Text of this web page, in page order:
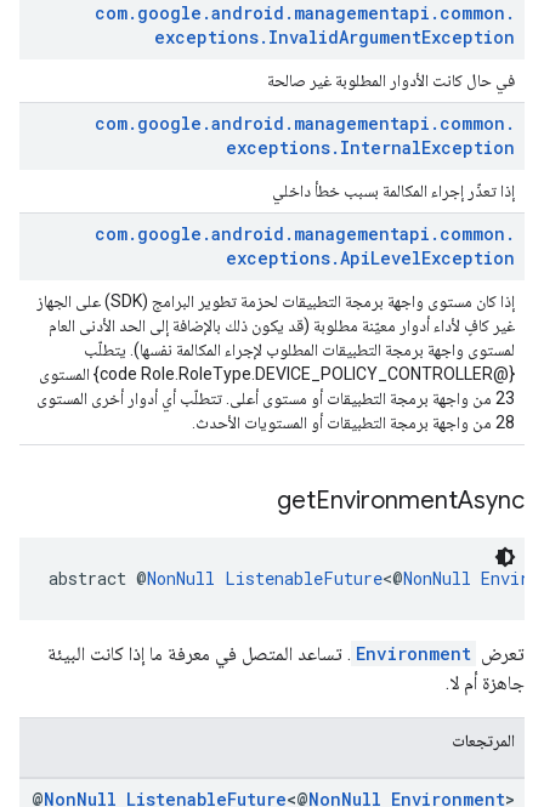
com. google .android . managementapi . common .
exceptions. InvalidArgumentException
في حال كانت الأدوار المطلوبة غير صالحة
com. google .android . managementapi . common .
exceptions. InternalException
إذا تعذّر إجراء المكالمة بسبب خطأ داخلي
com. google .android . managementapi . common .
exceptions.ApiLevelException
إذا كان مستوى واجهة برمجة التطبيقات لحزمة تطوير البرامج (SDK) على الجهاز
غير كافٍ لأداء أدوار معيّنة مطلوبة (قد يكون ذلك بالإضافة إلى الحد الأدنى العام
لمستوى واجهة برمجة التطبيقات المطلوب لإجراء المكالمة نفسها). يتطلّب
{@code Role.RoleType.DEVICE_POLICY_CONTROLLER} المستوى
23 من واجهة برمجة التطبيقات أو مستوى أعلى. تتطلّب أي أدوار أخرى المستوى
28 من واجهة برمجة التطبيقات أو المستويات الأحدث.
getEnvironmentAsync
abstract @NonNull ListenableFuture<@NonNull
تعرض Environment . تساعد المتصل في معرفة ما إذا كانت البيئة
جاهزة أم لا.
المرتجعات
@NonNull ListenableFuture<@NonNull Environment>